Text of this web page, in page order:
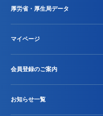
Stu-GEレポート
厚労省・厚生局データ
2024年度新設項目届出状況
マイページ
会員登録のご案内
お知らせ一覧